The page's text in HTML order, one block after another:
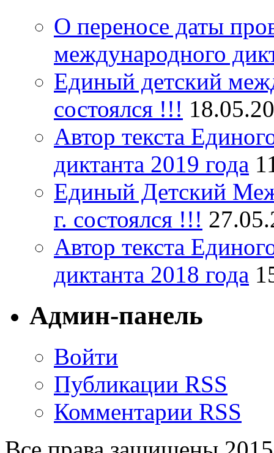
О переносе даты
международного
Единый детский
состоялся !!!
Автор текста
диктанта 2019 года
Единый Детский
г. состоялся !!!
Автор текста
диктанта 2018 года
Админ-панель
Войти
Публикации RSS
Комментарии RSS